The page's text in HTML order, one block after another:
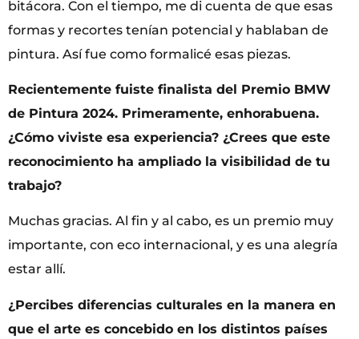
bitácora. Con el tiempo, me di cuenta de que esas
formas y recortes tenían potencial y hablaban de
pintura. Así fue como formalicé esas piezas.
Recientemente fuiste finalista del Premio BMW
de Pintura 2024. Primeramente, enhorabuena.
¿Cómo viviste esa experiencia? ¿Crees que este
reconocimiento ha ampliado la visibilidad de tu
trabajo?
Muchas gracias. Al fin y al cabo, es un premio muy
importante, con eco internacional, y es una alegría
estar allí.
¿Percibes diferencias culturales en la manera en
que el arte es concebido en los distintos países